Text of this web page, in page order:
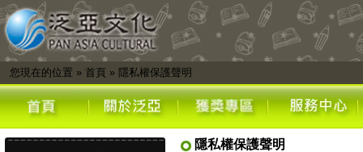
您現在的位置 » 首頁 » 隱私權保護聲明
隱私權保護聲明